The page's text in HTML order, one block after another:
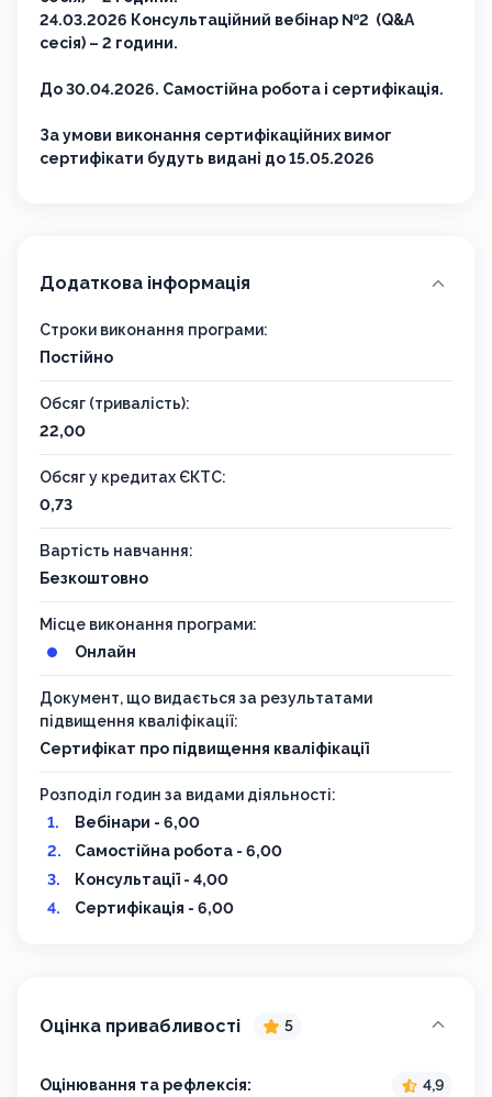
24.03.2026 Консультаційний вебінар №2 (Q&A
сесія) – 2 години.
До 30.04.2026. Самостійна робота і сертифікація.
За умови виконання сертифікаційних вимог
сертифікати будуть видані до 15.05.2026
Додаткова інформація
Строки виконання програми:
Постійно
Обсяг (тривалість):
22,00
Обсяг у кредитах ЄКТС:
0,73
Вартість навчання:
Безкоштовно
Місце виконання програми:
Онлайн
Документ, що видається за результатами
підвищення кваліфікації:
Сертифікат про підвищення кваліфікації
Розподіл годин за видами діяльності:
Вебінари - 6,00
Самостійна робота - 6,00
Консультації - 4,00
Сертифікація - 6,00
Оцінка привабливості 5
Оцінювання та рефлексія: 4,9